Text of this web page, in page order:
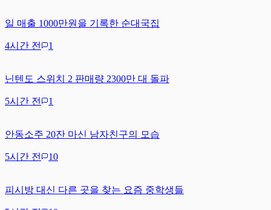
일 매출 1000만원을 기록한 순대국집
4시간 전 1
닌텐도 스위치 2 판매량 2300만 대 돌파
5시간 전 1
안동소주 20잔 마신 남자친구의 모습
5시간 전 10
피시방 대신 다른 곳을 찾는 요즘 중학생들